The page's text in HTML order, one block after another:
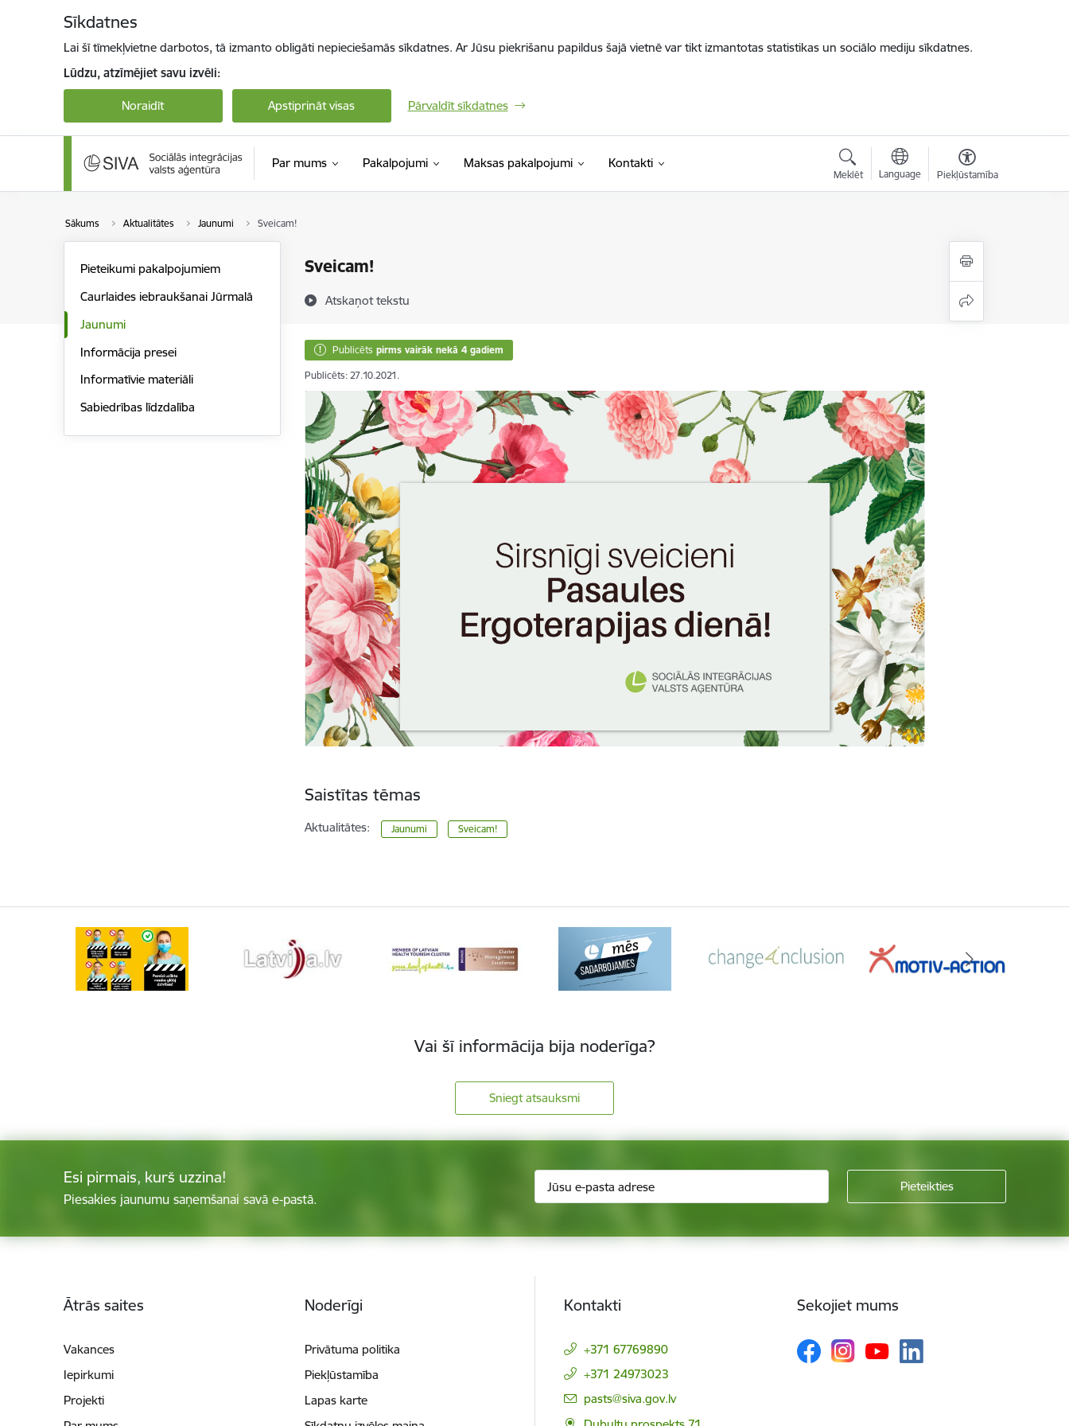
Sīkdatnes
Lai šī tīmekļvietne darbotos, tā izmanto obligāti nepieciešamās sīkdatnes. Ar Jūsu piekrišanu papildus šajā vietnē var tikt izmantotas statistikas un sociālo mediju sīkdatnes.
Lūdzu, atzīmējiet savu izvēli:
Noraidīt Apstiprināt visas Pārvaldīt sīkdatnes
Par mums Pakalpojumi Maksas pakalpojumi Kontakti
Meklēt Language Piekļūstamība
Sākums Aktualitātes Jaunumi Sveicam!
Sveicam!
Atskaņot tekstu
Pieteikumi pakalpojumiem
Caurlaides iebraukšanai Jūrmalā
Jaunumi
Informācija presei
Informatīvie materiāli
Sabiedrības līdzdalība
Publicēts pirms vairāk nekā 4 gadiem
Publicēts: 27.10.2021.
Saistītas tēmas
Aktualitātes: Jaunumi Sveicam!
Vai šī informācija bija noderīga?
Sniegt atsauksmi
Esi pirmais, kurš uzzina!
Piesakies jaunumu saņemšanai savā e-pastā.
Ātrās saites
Vakances
Iepirkumi
Projekti
Noderīgi
Privātuma politika
Piekļūstamība
Lapas karte
Kontakti
+371 67769890
+371 24973023
E-pasts:
pasts@siva.gov.lv
Sekojiet mums